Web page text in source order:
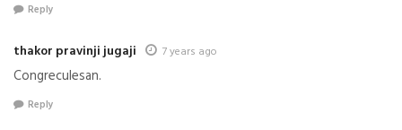
Reply
thakor pravinji jugaji 7 years ago
Congreculesan.
Reply